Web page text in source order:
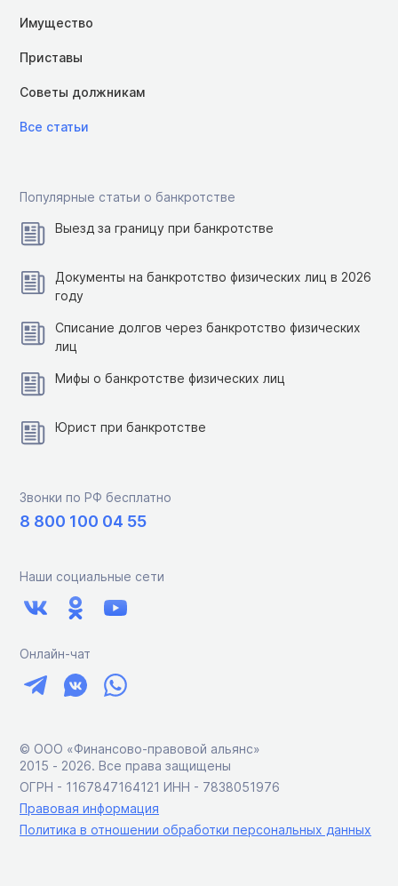
Имущество
Приставы
Советы должникам
Все статьи
Популярные статьи о банкротстве
Выезд за границу при банкротстве
Документы на банкротство физических лиц в 2026
году
Списание долгов через банкротство физических
лиц
Мифы о банкротстве физических лиц
Юрист при банкротстве
Звонки по РФ бесплатно
8 800 100 04 55
Наши социальные сети
Онлайн-чат
© ООО «Финансово-правовой альянс»
2015 ‑ 2026. Все права защищены
ОГРН - 1167847164121 ИНН - 7838051976
Правовая информация
Политика в отношении обработки персональных данных